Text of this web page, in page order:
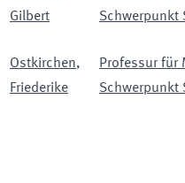
Gilbert
Schwerpunkt
Ostkirchen,
Friederike
Professur für
Schwerpunkt